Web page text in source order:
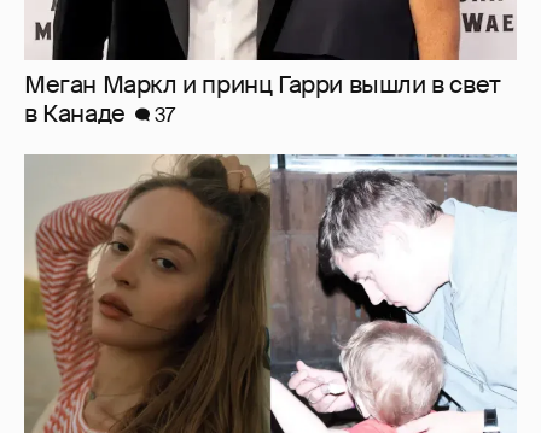
Внучка Никиты Михалкова Наталья с
мужем и сыном отдыхает на яхте